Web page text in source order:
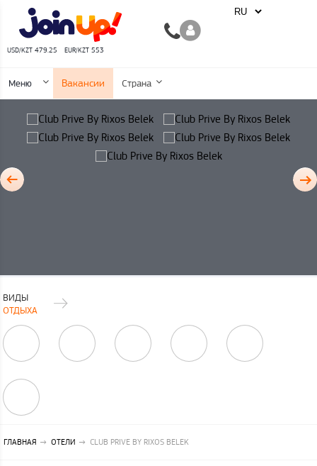
USD/KZT 479.25 EUR/KZT 553
Меню Вакансии Страна
ВИДЫ
ОТДЫХА
ГЛАВНАЯ ОТЕЛИ CLUB PRIVE BY RIXOS BELEK